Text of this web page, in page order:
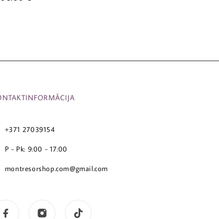
+371 27039154
P - Pk: 9:00 - 17:00
montresorshop.com@gmail.com